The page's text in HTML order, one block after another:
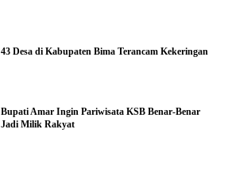
43 Desa di Kabupaten Bima Terancam Kekeringan
Bupati Amar Ingin Pariwisata KSB Benar-Benar
Jadi Milik Rakyat